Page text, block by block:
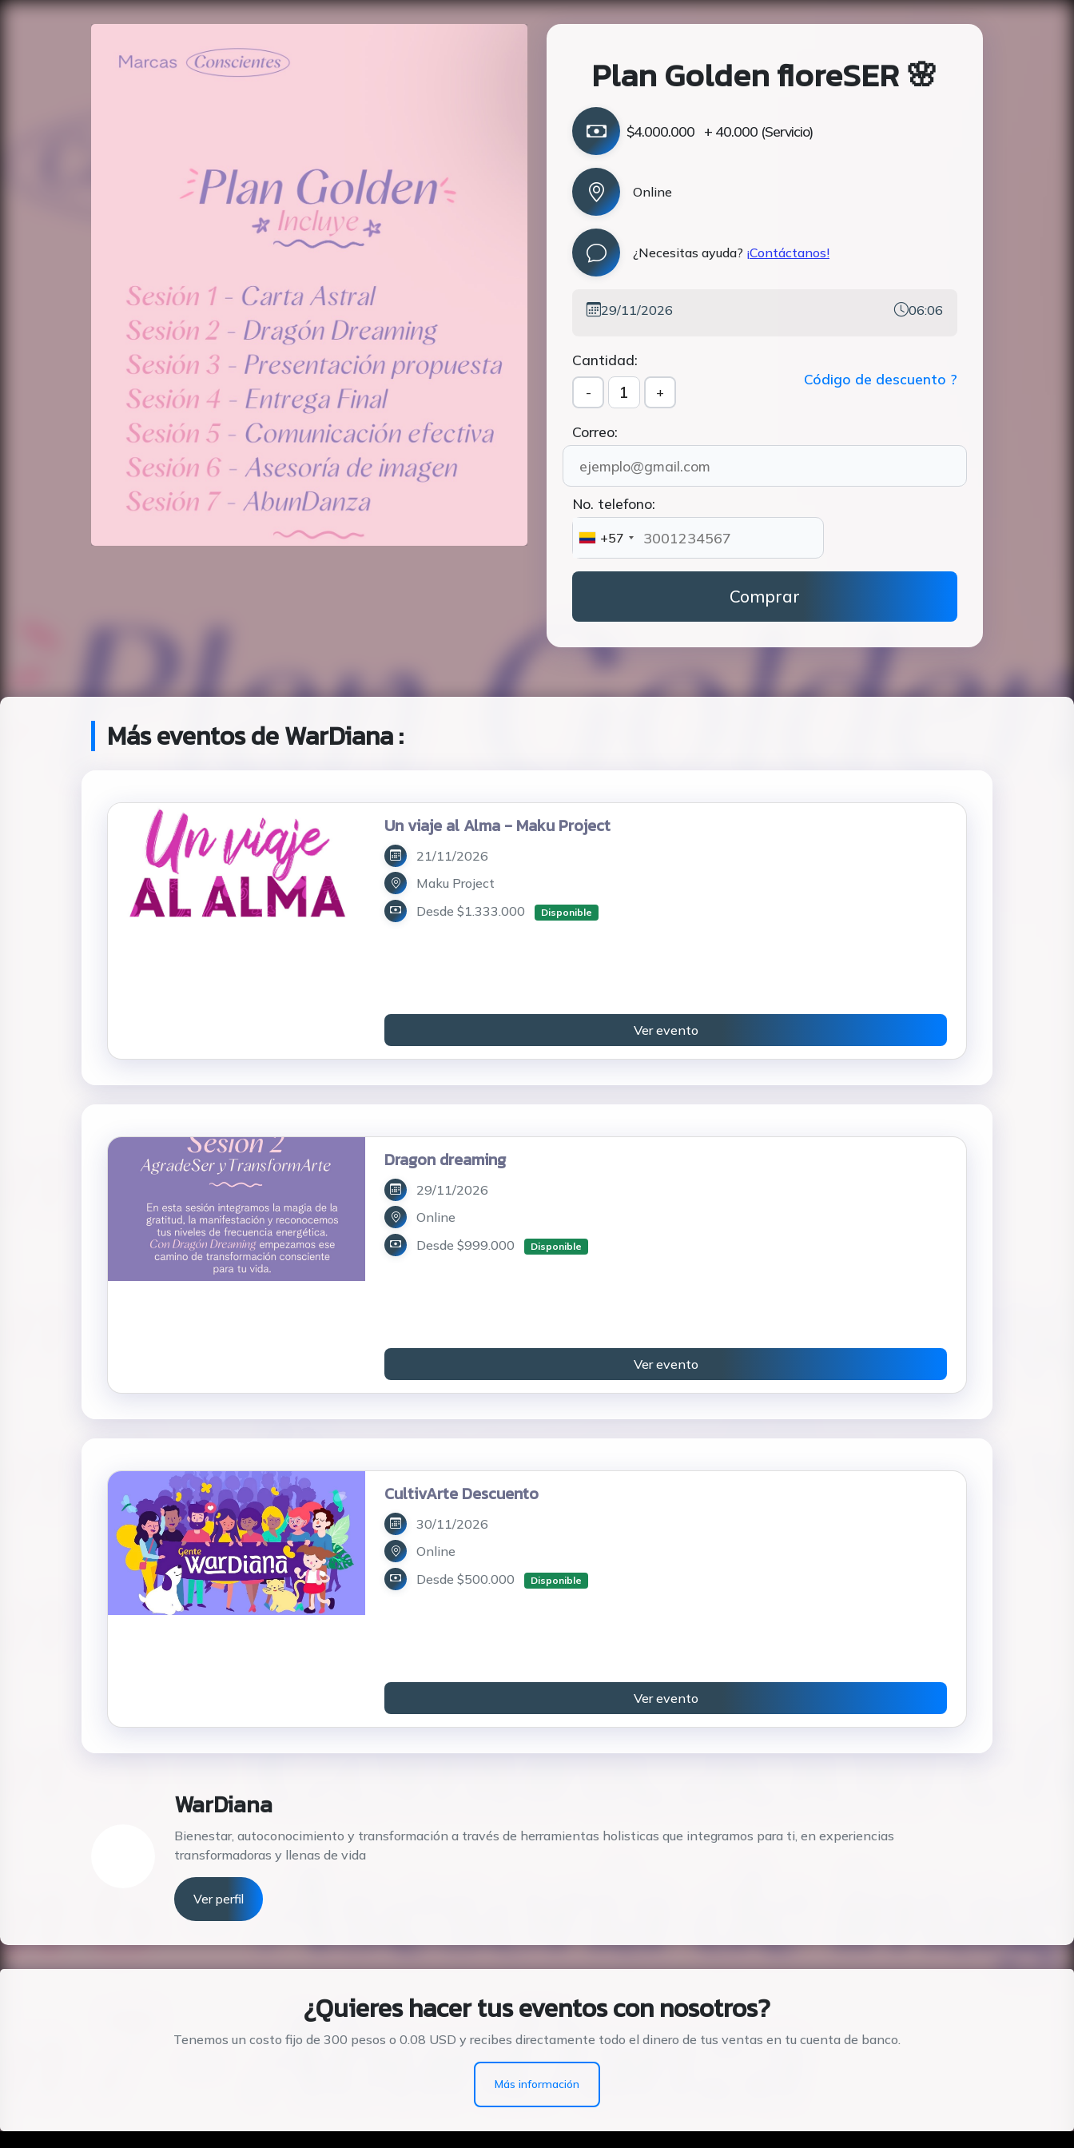
Plan Golden floreSER 🌸
$4.000.000 + 40.000 (Servicio)
Online
¿Necesitas ayuda? ¡Contáctanos!
29/11/2026 06:06
Cantidad:
- 1 +
Código de descuento ?
Correo:
No. telefono:
+57
Comprar
Más eventos de WarDiana :
Un viaje al Alma - Maku Project
21/11/2026
Maku Project
Desde $1.333.000
Disponible
Ver evento
Dragon dreaming
29/11/2026
Online
Desde $999.000
Disponible
Ver evento
CultivArte Descuento
30/11/2026
Online
Desde $500.000
Disponible
Ver evento
WarDiana
Bienestar, autoconocimiento y transformación a través de herramientas holisticas que integramos para ti, en experiencias
transformadoras y llenas de vida
Ver perfil
¿Quieres hacer tus eventos con nosotros?
Tenemos un costo fijo de 300 pesos o 0.08 USD y recibes directamente todo el dinero de tus ventas en tu cuenta de banco.
Más información